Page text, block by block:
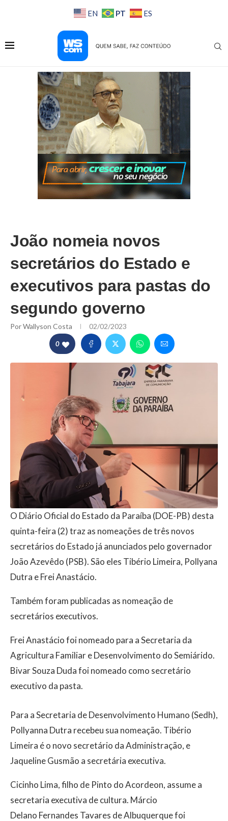
EN PT ES
João nomeia novos
secretários do Estado e
executivos para pastas do
segundo governo
PorWallyson Costa 02/02/2023
0
O Diário Oficial do Estado da Paraíba (DOE-PB) desta
quinta-feira (2) traz as nomeações de três novos
secretários do Estado já anunciados pelo governador
João Azevêdo (PSB). São eles Tibério Limeira, Pollyana
Dutra e Frei Anastácio.
Também foram publicadas as nomeação de
secretários executivos.
Frei Anastácio foi nomeado para a Secretaria da
Agricultura Familiar e Desenvolvimento do Semiárido.
Bivar Souza Duda foi nomeado como secretário
executivo da pasta.
Para a Secretaria de Desenvolvimento Humano (Sedh),
Pollyanna Dutra recebeu sua nomeação. Tibério
Limeira é o novo secretário da Administração, e
Jaqueline Gusmão a secretária executiva.
Cicinho Lima, filho de Pinto do Acordeon, assume a
secretaria executiva de cultura. Márcio
Delano Fernandes Tavares de Albuquerque foi